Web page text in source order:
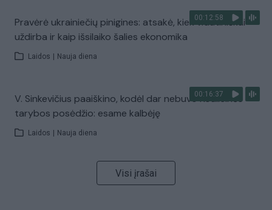
00:12:58
Pravėrė ukrainiečių pinigines: atsakė, kiek vidutiniškai
uždirba ir kaip išsilaiko šalies ekonomika
Laidos Nauja diena
00:16:37
V. Sinkevičius paaiškino, kodėl dar nebuvo Koalicinės
tarybos posėdžio: esame kalbėję
Laidos Nauja diena
Visi įrašai